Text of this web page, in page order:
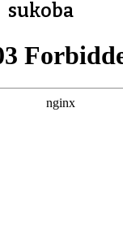
sukoba